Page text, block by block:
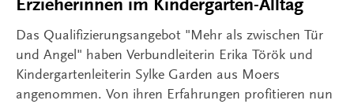
Erzieherinnen im Kindergarten-Alltag
Das Qualifizierungsangebot "Mehr als zwischen Tür
und Angel" haben Verbundleiterin Erika Török und
Kindergartenleiterin Sylke Garden aus Moers
angenommen. Von ihren Erfahrungen profitieren nun